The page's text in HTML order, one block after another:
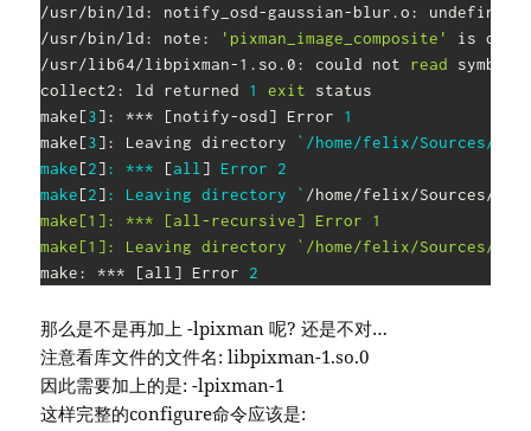
/usr/bin/ld: notify_osd-gaussian-blur.o: undefined
/usr/bin/ld: note:
'pixman_image_composite'
is
/usr/lib64/libpixman-1.so.0: could not read
collect2: ld returned 1 exit status
make[3]: *** [notify-osd] Error 1
make[3]: Leaving directory ` /home/felix/Sources/
make[2]: *** [all] Error 2
make[2]: Leaving directory ` /home/felix/Sources/
make[1]: *** [all-recursive] Error 1
make[1]: Leaving directory `/home/felix/Sources/
make: *** [all] Error 2
那么是不是再加上 -lpixman 呢? 还是不对…
注意看库文件的文件名: libpixman-1.so.0
因此需要加上的是: -lpixman-1
这样完整的configure命令应该是: